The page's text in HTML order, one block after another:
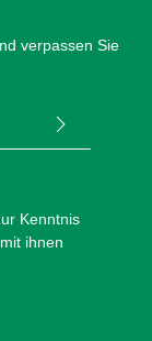
verpassen Sie
Kenntnis
ihnen